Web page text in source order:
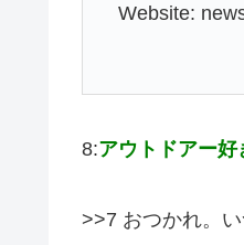
Website:
8:アウトドアー好
>>7 おつかれ。